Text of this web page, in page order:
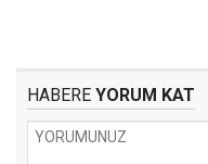
HABERE YORUM KAT